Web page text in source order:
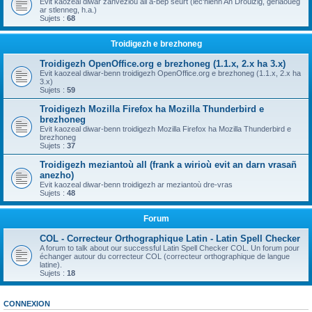
ar stlenneg, h.a.)
Sujets : 68
Troidigezh e brezhoneg
Troidigezh OpenOffice.org e brezhoneg (1.1.x, 2.x ha 3.x)
Evit kaozeal diwar-benn troidigezh OpenOffice.org e brezhoneg (1.1.x, 2.x ha
3.x)
Sujets : 59
Troidigezh Mozilla Firefox ha Mozilla Thunderbird e
brezhoneg
Evit kaozeal diwar-benn troidigezh Mozilla Firefox ha Mozilla Thunderbird e
brezhoneg
Sujets : 37
Troidigezh meziantoù all (frank a wirioù evit an darn vrasañ
anezho)
Evit kaozeal diwar-benn troidigezh ar meziantoù dre-vras
Sujets : 48
Forum
COL - Correcteur Orthographique Latin - Latin Spell Checker
A forum to talk about our successful Latin Spell Checker COL. Un forum pour
échanger autour du correcteur COL (correcteur orthographique de langue
latine).
Sujets : 18
CONNEXION